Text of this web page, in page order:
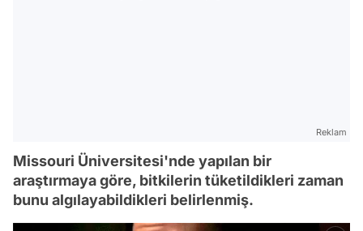
Reklam
Missouri Üniversitesi'nde yapılan bir
araştırmaya göre, bitkilerin tüketildikleri zaman
bunu algılayabildikleri belirlenmiş.